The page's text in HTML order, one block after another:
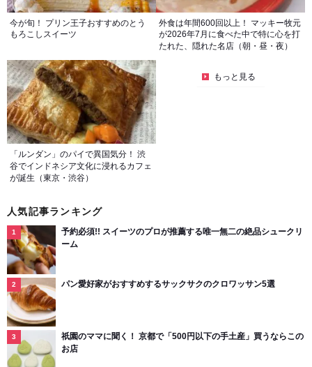
今が旬！ プリン王子おすすめのとう
もろこしスイーツ
外食は年間600回以上！ マッキー牧元
が2026年7月に食べた中で特に心を打
たれた、隠れた名店（朝・昼・夜）
「ルンダン」のパイで異国気分！ 渋
谷でインドネシア文化に浸れるカフェ
が誕生（東京・渋谷）
もっと見る
人気記事ランキング
予約必須!! スイーツのプロが推薦する唯一無二の絶品シュークリ
ーム
パン愛好家がおすすめするサックサクのクロワッサン5選
祇園のママに聞く！ 京都で「500円以下の手土産」買うならこの
お店